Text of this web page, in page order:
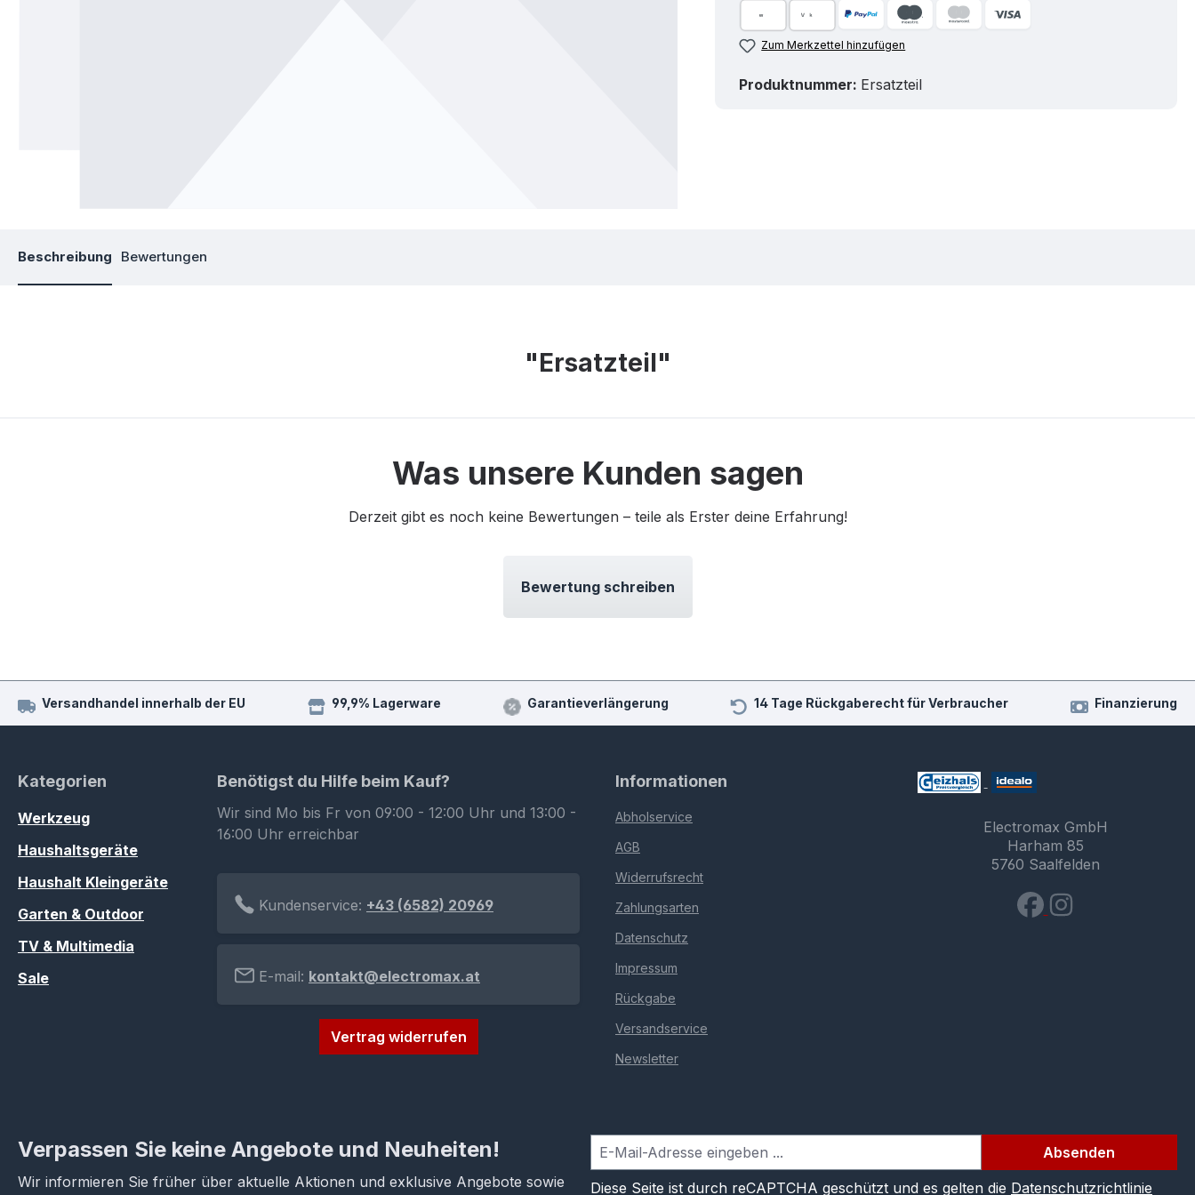
Zum Merkzettel hinzufügen
Produktnummer: Ersatzteil
Beschreibung Bewertungen
"Ersatzteil"
Was unsere Kunden sagen
Derzeit gibt es noch keine Bewertungen – teile als Erster deine Erfahrung!
Bewertung schreiben
Versandhandel innerhalb der EU 99,9% Lagerware Garantieverlängerung 14 Tage Rückgaberecht für Verbraucher Finanzierung
Kategorien
Werkzeug
Haushaltsgeräte
Haushalt Kleingeräte
Garten & Outdoor
TV & Multimedia
Sale
Benötigst du Hilfe beim Kauf?
Wir sind Mo bis Fr von 09:00 - 12:00 Uhr und 13:00 -
16:00 Uhr erreichbar
Kundenservice: +43 (6582) 20969
E-mail: kontakt@electromax.at
Vertrag widerrufen
Informationen
Abholservice
AGB
Widerrufsrecht
Zahlungsarten
Datenschutz
Impressum
Rückgabe
Versandservice
Newsletter
Electromax GmbH
Harham 85
5760 Saalfelden
Verpassen Sie keine Angebote und Neuheiten!
Wir informieren Sie früher über aktuelle Aktionen und exklusive Angebote sowie
Absenden
Diese Seite ist durch reCAPTCHA geschützt und es gelten die Datenschutzrichtlinie